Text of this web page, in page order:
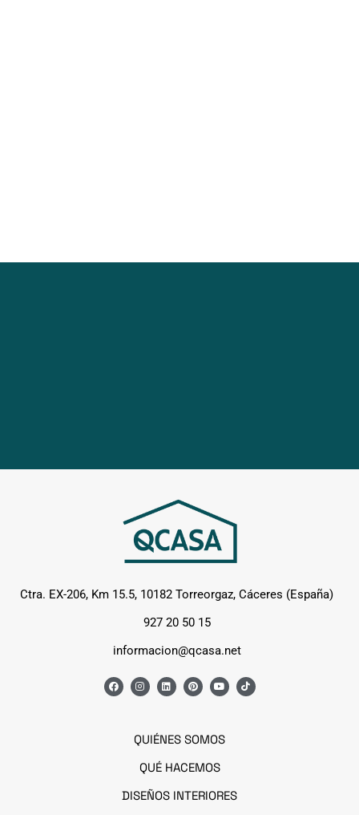
Ctra. EX-206, Km 15.5, 10182 Torreorgaz, Cáceres (España)
927 20 50 15
informacion@qcasa.net
QUIÉNES SOMOS
QUÉ HACEMOS
DISEÑOS INTERIORES